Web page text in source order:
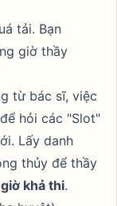
tải. Bạn
giờ thầy
từ bác sĩ, việc
hỏi các "Slot"
Lấy danh
thủy để thầy
khả thi.